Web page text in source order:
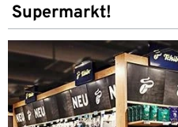
Supermarkt!